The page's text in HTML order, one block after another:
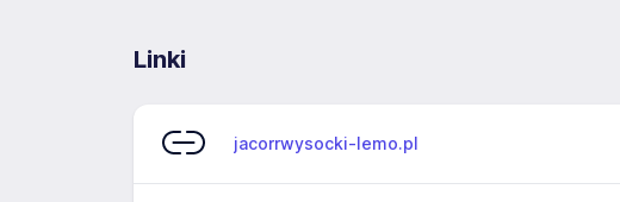
Linki
jacorrwysocki-lemo.pl